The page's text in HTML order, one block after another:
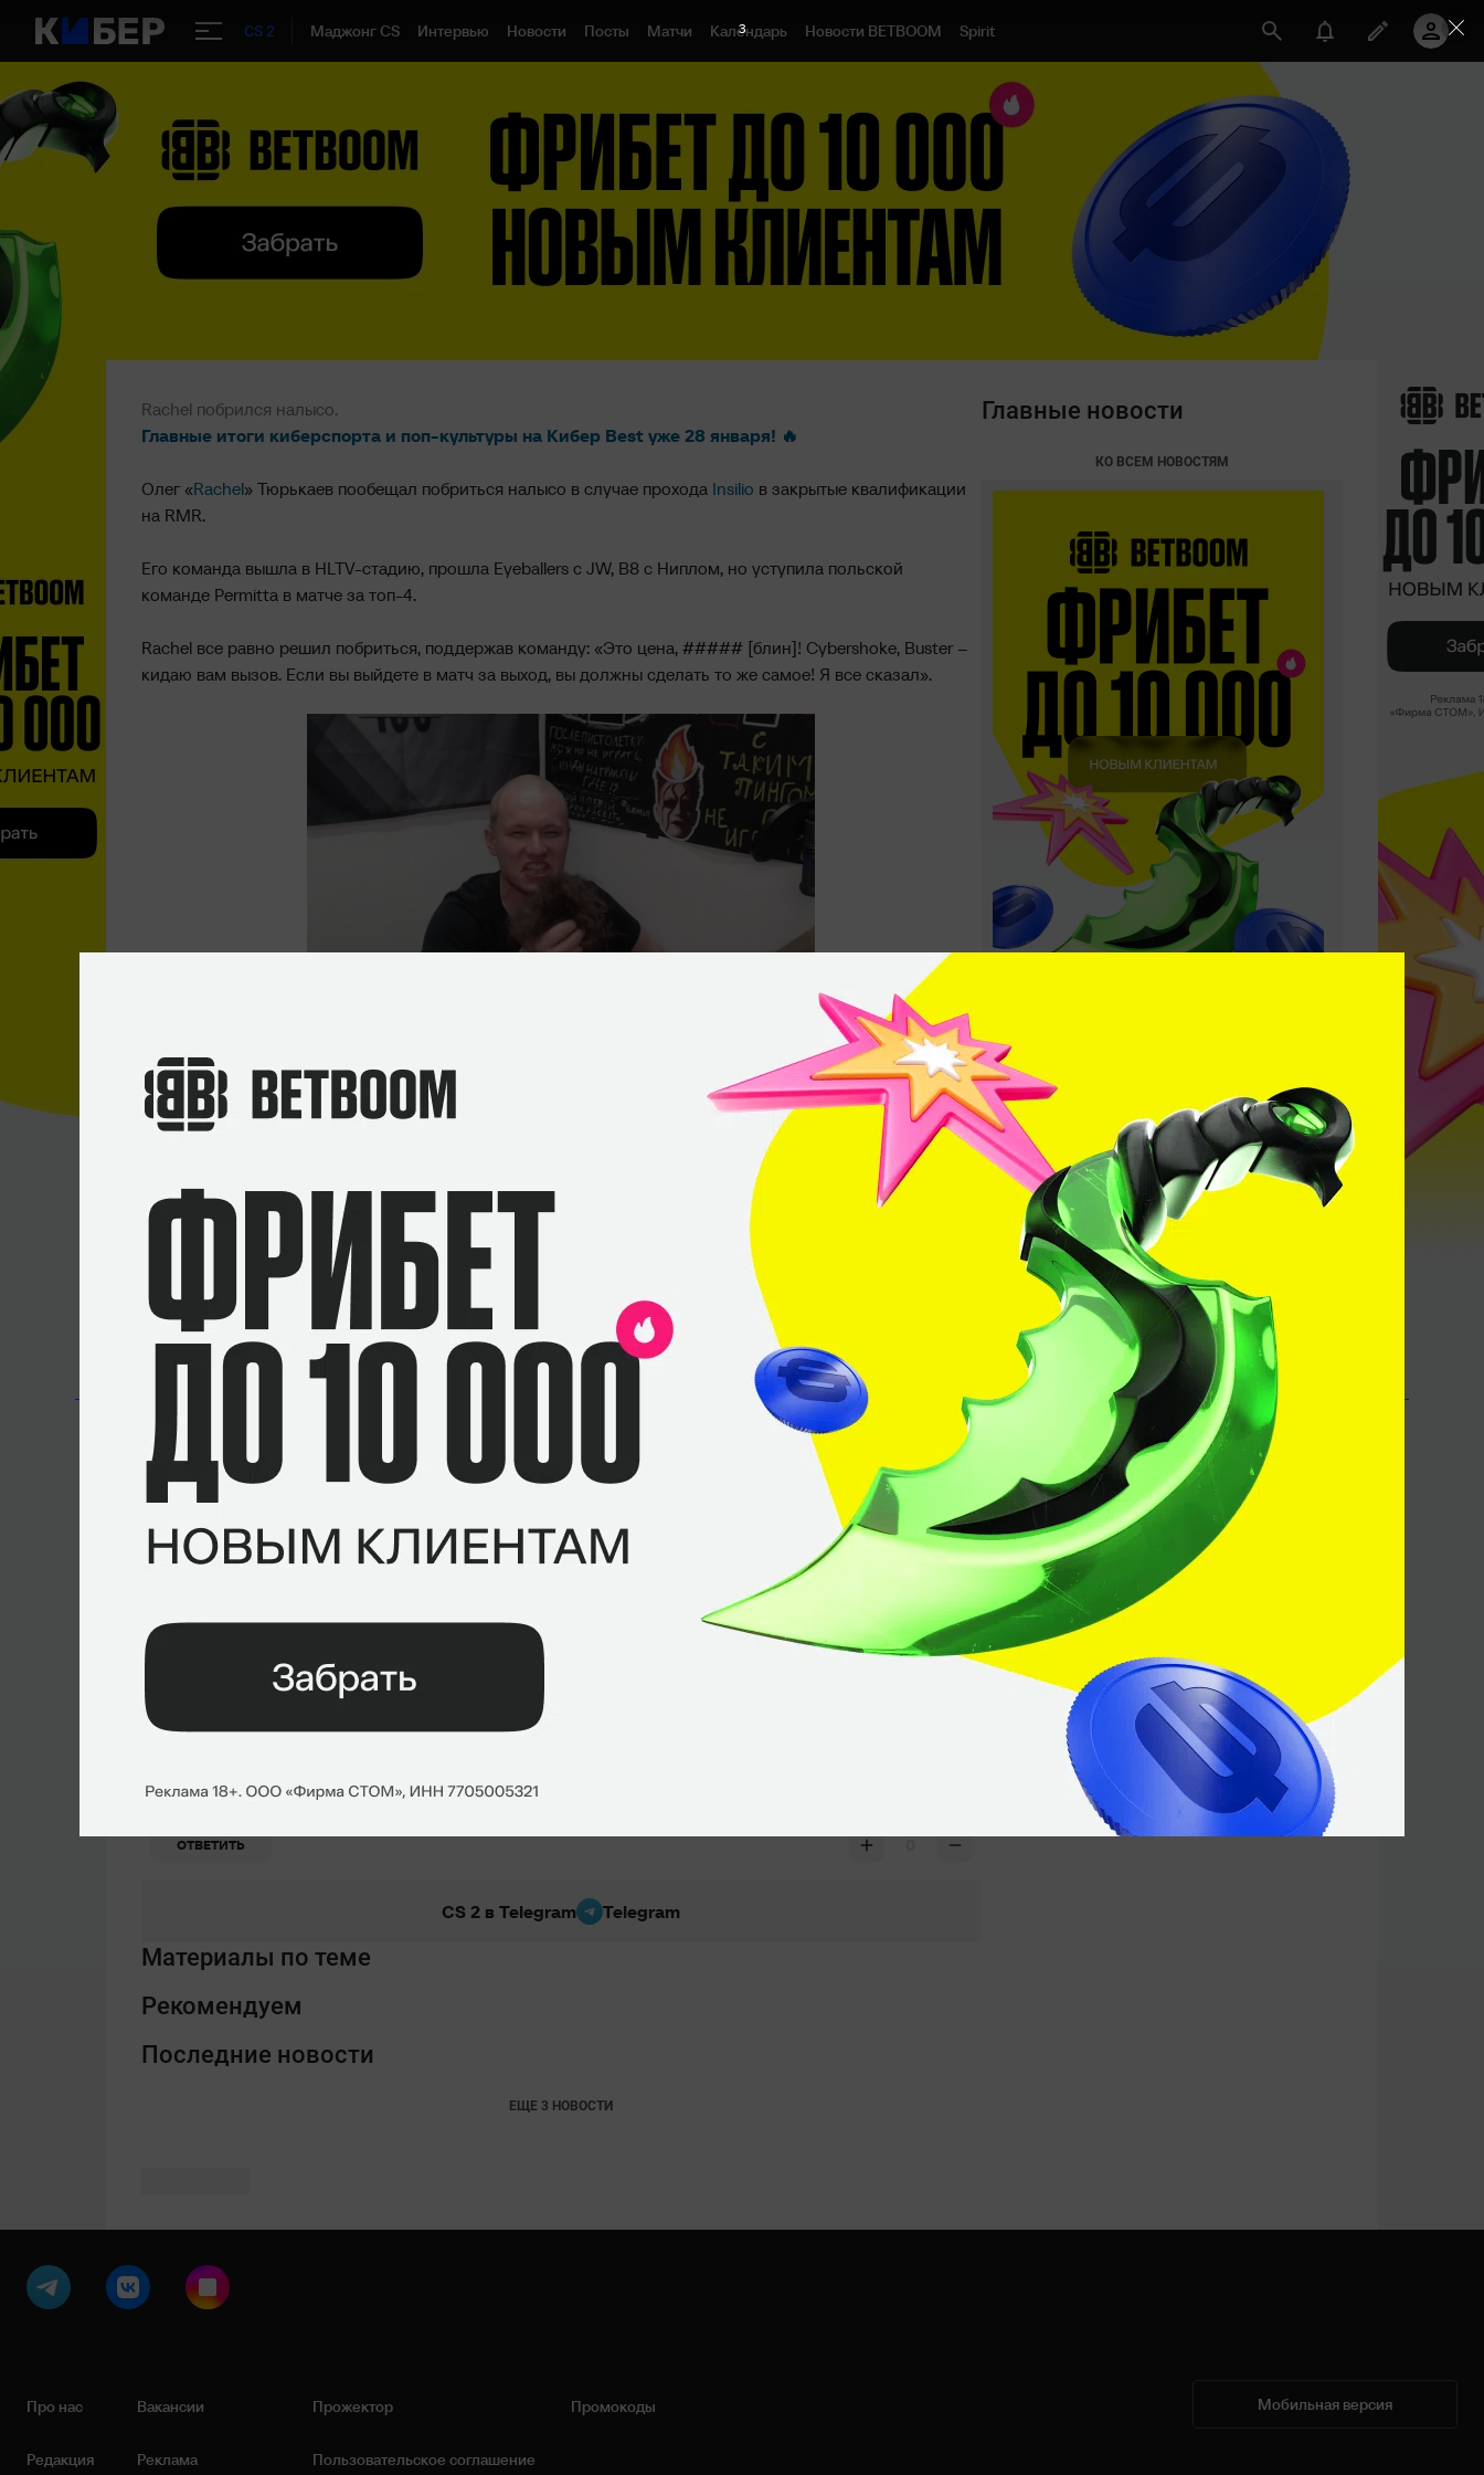
CS 2 Маджонг CS Интервью Новости Посты Матчи Календарь Новости BETBOOM Spirit
Rachel побрился налысо.
Главные итоги киберспорта и поп-культуры на Кибер Best уже 28 января! 🔥
Олег «Rachel» Тюрькаев пообещал побриться налысо в случае прохода Insilio в закрытые квалификации
на RMR.
Его команда вышла в HLTV-стадию, прошла Eyeballers с JW, B8 с Ниплом, но уступила польской
команде Permitta в матче за топ-4.
Rachel все равно решил побриться, поддержав команду: «Это цена, ##### [блин]! Cybershoke, Buster –
кидаю вам вызов. Если вы выйдете в матч за выход, вы должны сделать то же самое! Я все сказал».
Команды Шока и Бустера доходили до топ-32 второй открытой квалификации. Четвертая и последняя
открытая квалификация начнется сегодня, 14 января.
«#####, что говорят крысы за спиной у кисы». Интервью с Нафаней – про школу, буллинг и
В 2023-м один предмет подорожал в 3 раза. Он же самый редкий в CS 2 – осталось меньше 300
Опубликовал:malyutkaaa
Источник:твич Рэйчела
Бустер Эрик «Shoke» Шоков Стримеры CS2 Cybershoke
Олег «RachelR»
Тюрькаев
RMR PGL Major Copenhagen 2024
1 комментарий
Лучшие Актуальные С диалогами
Закрепленный комментарий
Фрибет до 10 000 новым клиентам! Реклама. ООО Фирма «СТОМ» 18+
у стримера шока большая жопа
ОТВЕТИТЬ
CS 2 в Telegram Telegram
Материалы по теме
Рекомендуем
Последние новости
ЕЩЕ 3 НОВОСТИ
Главные новости
КО ВСЕМ НОВОСТЯМ
Про нас
Редакция
Вакансии
Реклама
Прожектор
Пользовательское соглашение
Промокоды Мобильная версия
3